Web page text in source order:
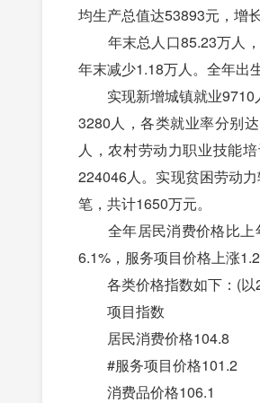
均生产总值达53893元，增长
年末总人口85.23万人，
年末减少1.18万人。全年出
实现新增城镇就业9710
3280人，各类就业率分别
人，农村劳动力职业技能
224046人。实现贫困劳动
笔，共计1650万元。
全年居民消费价格比上
6.1%，服务项目价格上涨
各类价格指数如下：(以
项目指数
居民消费价格104.8
#服务项目价格101.2
消费品价格106.1